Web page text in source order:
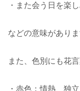
・また会う日を楽
などの意味がありま
また、色別にも花言
・赤色：情熱